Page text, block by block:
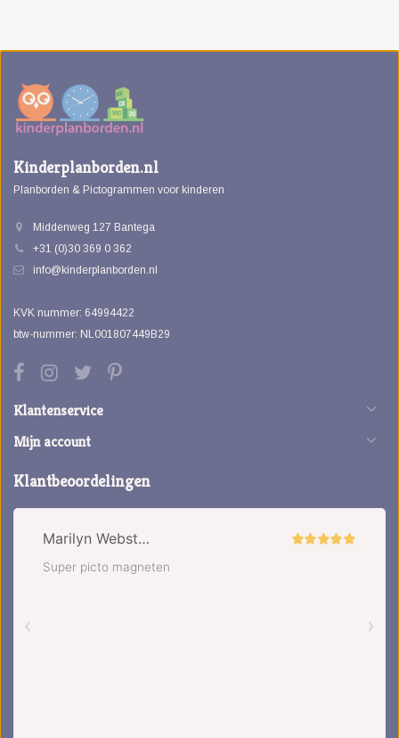
Kinderplanborden.nl
Planborden & Pictogrammen voor kinderen
Middenweg 127 Bantega
+31 (0)30 369 0 362
info@kinderplanborden.nl
KVK nummer: 64994422
btw-nummer: NL001807449B29
Klantenservice
Mijn account
Klantbeoordelingen